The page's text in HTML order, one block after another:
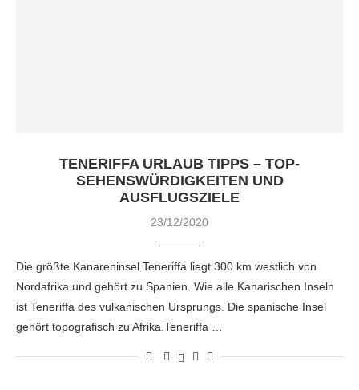
TENERIFFA URLAUB TIPPS – TOP-
SEHENSWÜRDIGKEITEN UND
AUSFLUGSZIELE
23/12/2020
Die größte Kanareninsel Teneriffa liegt 300 km westlich von
Nordafrika und gehört zu Spanien. Wie alle Kanarischen Inseln
ist Teneriffa des vulkanischen Ursprungs. Die spanische Insel
gehört topografisch zu Afrika.Teneriffa …